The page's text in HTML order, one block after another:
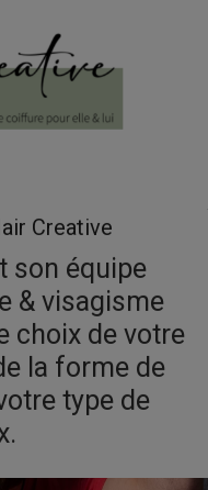
Creative
son équipe
& visagisme
choix de votre
la forme de
type de